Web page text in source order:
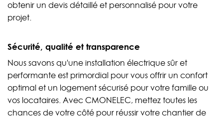
obtenir un devis détaillé et personnalisé pour votre
projet.
Sécurité, qualité et transparence
Nous savons qu'une installation électrique sûr et
performante est primordial pour vous offrir un confort
optimal et un logement sécurisé pour votre famille ou
vos locataires. Avec CMONELEC, mettez toutes les
chances de votre côté pour réussir votre chantier de